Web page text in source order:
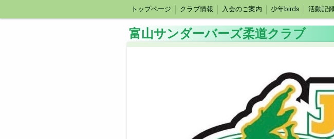
トップページ クラブ情報 入会のご案内 少年birds 活動記
2022賛助会員一覧
富山サンダーバーズ柔道クラブ